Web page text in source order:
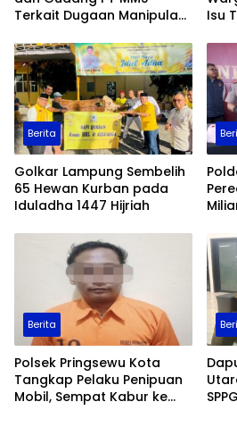
Terkait Dugaan Manipulasi
Isu
Berita
Golkar Lampung Sembelih
65 Hewan Kurban pada
Iduladha 1447 Hijriah
Berita
Polsek Pringsewu Kota
Tangkap Pelaku Penipuan
Mobil, Sempat Kabur ke